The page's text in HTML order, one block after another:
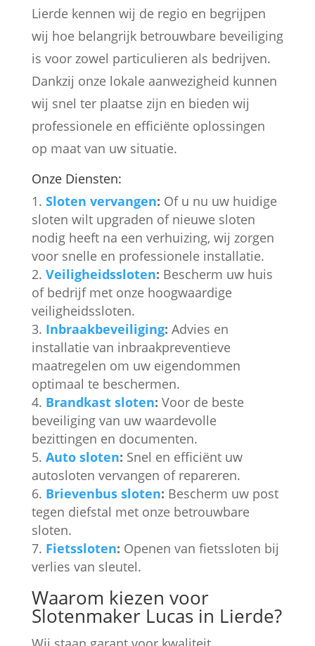
Lierde kennen wij de regio en begrijpen
wij hoe belangrijk betrouwbare beveiliging
is voor zowel particulieren als bedrijven.
Dankzij onze lokale aanwezigheid kunnen
wij snel ter plaatse zijn en bieden wij
professionele en efficiënte oplossingen
op maat van uw situatie.
Onze Diensten:
Sloten vervangen: Of u nu uw huidige
sloten wilt upgraden of nieuwe sloten
nodig heeft na een verhuizing, wij zorgen
voor snelle en professionele installatie.
Veiligheidssloten: Bescherm uw huis
of bedrijf met onze hoogwaardige
veiligheidssloten.
Inbraakbeveiliging: Advies en
installatie van inbraakpreventieve
maatregelen om uw eigendommen
optimaal te beschermen.
Brandkast sloten: Voor de beste
beveiliging van uw waardevolle
bezittingen en documenten.
Auto sloten: Snel en efficiënt uw
autosloten vervangen of repareren.
Brievenbus sloten: Bescherm uw post
tegen diefstal met onze betrouwbare
sloten.
Fietssloten: Openen van fietssloten bij
verlies van sleutel.
Waarom kiezen voor
Slotenmaker Lucas in Lierde?